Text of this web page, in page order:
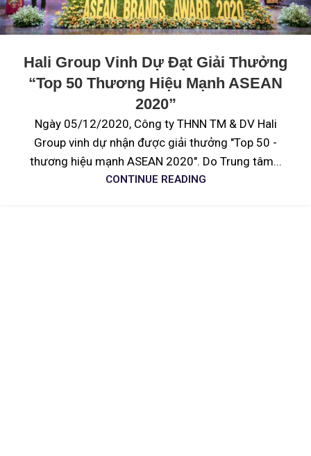
Hali Group Vinh Dự Đạt Giải Thưởng
“Top 50 Thương Hiệu Mạnh ASEAN
2020”
Ngày 05/12/2020, Công ty THNN TM & DV Hali
Group vinh dự nhận được giải thưởng "Top 50 -
thương hiệu mạnh ASEAN 2020". Do Trung tâm...
CONTINUE READING